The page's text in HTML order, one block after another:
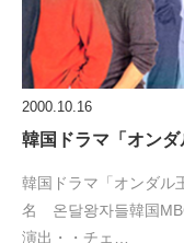
2000.10.16
韓国ドラマ「オン
韓国ドラマ「オンダル
名 온달왕자들韓国
演出・・チェ…